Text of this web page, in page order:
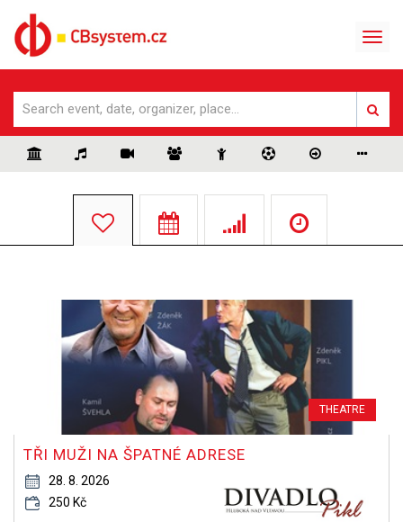
THEATRE
TŘI MUŽI NA ŠPATNÉ ADRESE
28. 8. 2026
250 Kč